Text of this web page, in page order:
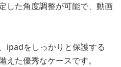
した角度調整が可能で、動画
ipadをしっかりと保護する
た優秀なケースです。